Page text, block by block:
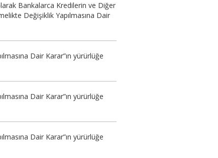
Bankalarca Kredilerin ve Diğer
Değişiklik Yapılmasına Dair
Dair Karar”ın yürürlüğe
Dair Karar”ın yürürlüğe
Dair Karar”ın yürürlüğe